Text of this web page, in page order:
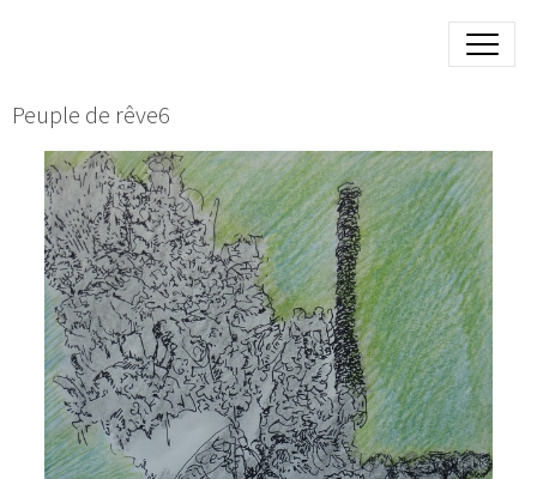
Peuple de rêve6